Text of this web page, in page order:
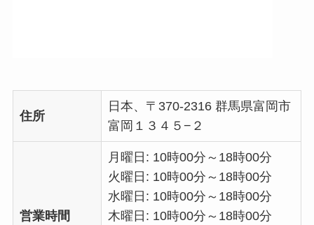
住所
日本、〒370-2316 群馬県富岡市
富岡１３４５−２
営業時間
月曜日: 10時00分～18時00分
火曜日: 10時00分～18時00分
水曜日: 10時00分～18時00分
木曜日: 10時00分～18時00分